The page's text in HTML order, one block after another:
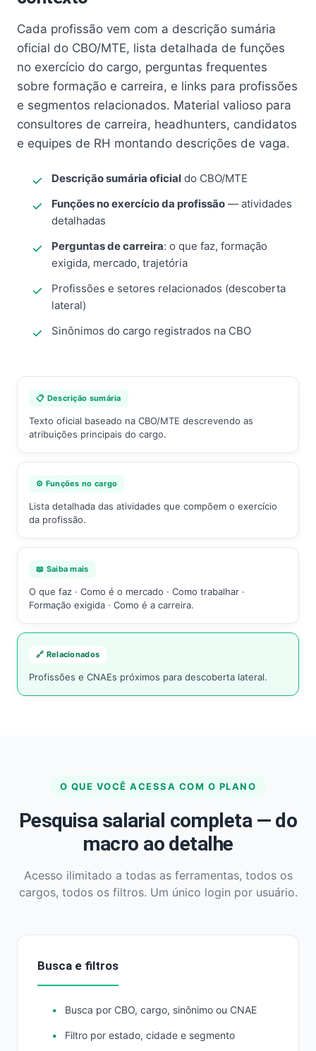
Cada profissão vem com a descrição sumária
oficial do CBO/MTE, lista detalhada de funções
no exercício do cargo, perguntas frequentes
sobre formação e carreira, e links para profissões
e segmentos relacionados. Material valioso para
consultores de carreira, headhunters, candidatos
e equipes de RH montando descrições de vaga.
Descrição sumária oficial do CBO/MTE
Funções no exercício da profissão — atividades
detalhadas
Perguntas de carreira: o que faz, formação
exigida, mercado, trajetória
Profissões e setores relacionados (descoberta
lateral)
Sinônimos do cargo registrados na CBO
📋 Descrição sumária
Texto oficial baseado na CBO/MTE descrevendo as
atribuições principais do cargo.
⚙️ Funções no cargo
Lista detalhada das atividades que compõem o exercício
da profissão.
📖 Saiba mais
O que faz · Como é o mercado · Como trabalhar ·
Formação exigida · Como é a carreira.
🔗 Relacionados
Profissões e CNAEs próximos para descoberta lateral.
O QUE VOCÊ ACESSA COM O PLANO
Pesquisa salarial completa — do
macro ao detalhe
Acesso ilimitado a todas as ferramentas, todos os
cargos, todos os filtros. Um único login por usuário.
Busca e filtros
Busca por CBO, cargo, sinônimo ou CNAE
Filtro por estado, cidade e segmento